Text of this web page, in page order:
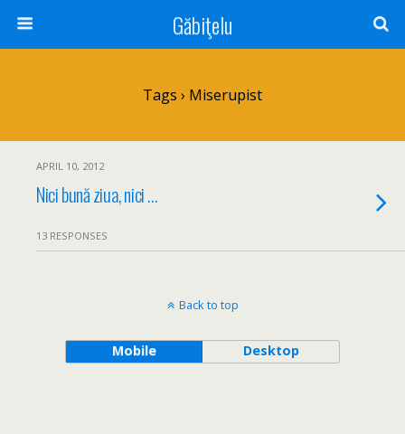
Găbiţelu
Tags › Miserupist
APRIL 10, 2012
Nici bună ziua, nici …
13 RESPONSES
Back to top
Mobile Desktop